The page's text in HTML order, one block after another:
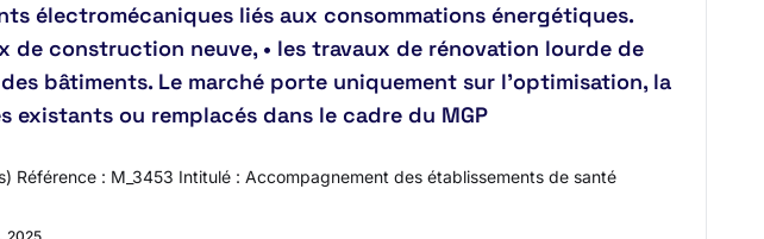
électromécaniques liés aux consommations énergétiques.
de construction neuve, • les travaux de rénovation lourde de
bâtiments. Le marché porte uniquement sur l’optimisation, la
existants ou remplacés dans le cadre du MGP
Référence : M_3453 Intitulé : Accompagnement des établissements de santé